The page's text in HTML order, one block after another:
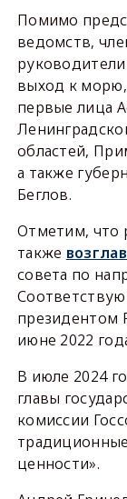
Помимо
ведомств,
выход к морю,
первые лица
областей,
а также
Беглов.
Отметим, что
также
совета по
президентом
июне 2022
В июле 2024
главы
комиссии
ценности».